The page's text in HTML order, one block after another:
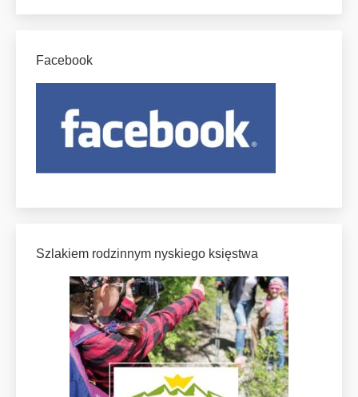
Facebook
Szlakiem rodzinnym nyskiego księstwa